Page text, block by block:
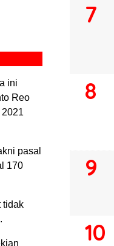
ini
Reo
pasal
170
tidak